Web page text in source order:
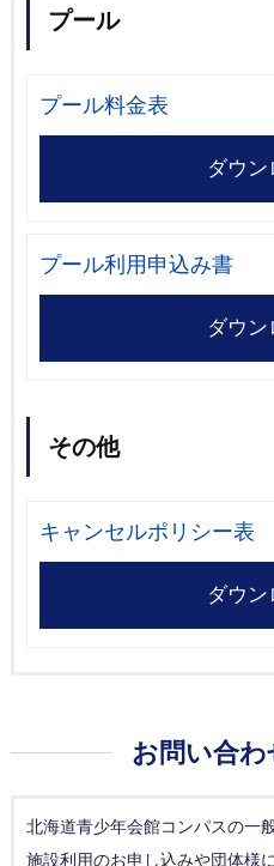
プール
プール料金表
ダウン
プール利用申込み書
ダウン
その他
キャンセルポリシー表
ダウン
お問い合
北海道青少年会館コンパスの一
施設利用のお申し込みや団体様